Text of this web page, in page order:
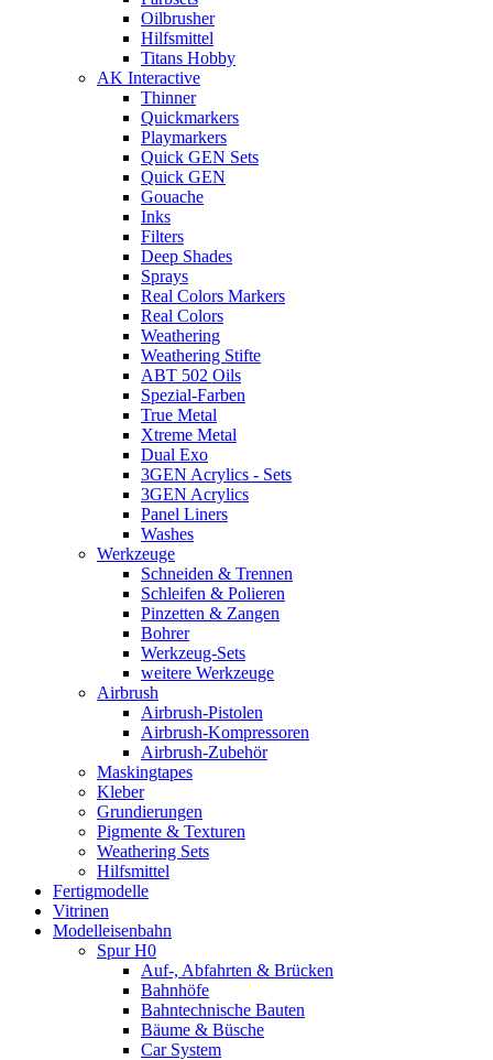
Oilbrusher
Hilfsmittel
Titans Hobby
AK Interactive
Thinner
Quickmarkers
Playmarkers
Quick GEN Sets
Quick GEN
Gouache
Inks
Filters
Deep Shades
Sprays
Real Colors Markers
Real Colors
Weathering
Weathering Stifte
ABT 502 Oils
Spezial-Farben
True Metal
Xtreme Metal
Dual Exo
3GEN Acrylics - Sets
3GEN Acrylics
Panel Liners
Washes
Werkzeuge
Schneiden & Trennen
Schleifen & Polieren
Pinzetten & Zangen
Bohrer
Werkzeug-Sets
weitere Werkzeuge
Airbrush
Airbrush-Pistolen
Airbrush-Kompressoren
Airbrush-Zubehör
Maskingtapes
Kleber
Grundierungen
Pigmente & Texturen
Weathering Sets
Hilfsmittel
Fertigmodelle
Vitrinen
Modelleisenbahn
Spur H0
Auf-, Abfahrten & Brücken
Bahnhöfe
Bahntechnische Bauten
Bäume & Büsche
Car System